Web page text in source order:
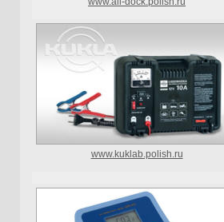
www.kuklab.polish.ru